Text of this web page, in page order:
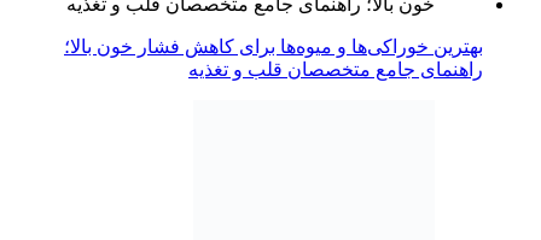
بهترین خوراکی‌ها و میوه‌ها برای کاهش فشار خون بالا؛
راهنمای جامع متخصصان قلب و تغذیه